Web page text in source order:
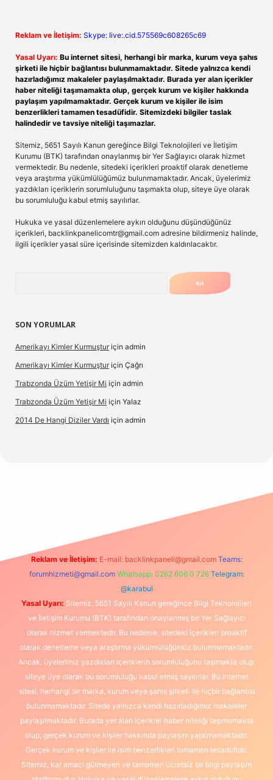
Reklam ve İletişim: Skype: live:.cid.575569c608265c69
Yasal Uyarı: Bu internet sitesi, herhangi bir marka, kurum veya şahıs
şirketi ile hiçbir bağlantısı bulunmamaktadır. Sitede yalnızca kendi
hazırladığımız makaleler paylaşılmaktadır. Burada yer alan içerikler
haber niteliği taşımamakta olup, gerçek kurum ve kişiler hakkında
paylaşım yapılmamaktadır. Gerçek kurum ve kişiler ile isim
benzerlikleri tamamen tesadüfidir. Sitemizdeki bilgiler taslak
halindedir ve tavsiye niteliği taşımazlar.
Sitemiz, 5651 Sayılı Kanun gereğince Bilgi Teknolojileri ve İletişim
Kurumu (BTK) tarafından onaylanmış bir Yer Sağlayıcı olarak hizmet
vermektedir. Bu nedenle, sitedeki içerikleri proaktif olarak denetleme
veya araştırma yükümlülüğümüz bulunmamaktadır. Ancak, üyelerimiz
yazdıkları içeriklerin sorumluluğunu taşımakta olup, siteye üye olarak
bu sorumluluğu kabul etmiş sayılırlar.
Hukuka ve yasal düzenlemelere aykırı olduğunu düşündüğünüz
içerikleri, backlinkpanelicomtr@gmail.com adresine bildirmeniz halinde,
ilgili içerikler yasal süre içerisinde sitemizden kaldırılacaktır.
SON YORUMLAR
Amerikayı Kimler Kurmuştur için admin
Amerikayı Kimler Kurmuştur için Çağrı
Trabzonda Üzüm Yetişir Mi için admin
Trabzonda Üzüm Yetişir Mi için Yalaz
2014 De Hangi Diziler Vardı için admin
Reklam ve İletişim: E-mail: backlinkpaneli@gmail.com Teams:
forumhizmeti@gmail.com Whatsapp: 0262 606 0 726 Telegram:
@karabul
Yasal Uyarı: Sitemiz, 5651 Sayılı Kanun gereğince Bilgi Teknolojileri
ve İletişim Kurumu (BTK) tarafından onaylanmış bir Yer Sağlayıcı
olarak hizmet vermektedir. Bu nedenle, sitedeki içerikleri proaktif
olarak denetleme veya araştırma yükümlülüğümüz bulunmamaktadır.
Ancak, üyelerimiz yazdıkları içeriklerin sorumluluğunu taşımakta olup,
siteye üye olarak bu sorumluluğu kabul etmiş sayılırlar. Bu internet
sitesi, herhangi bir marka, kurum veya şahıs şirketi ile hiçbir bağlantısı
bulunmamaktadır. Sitede yalnızca kendi hazırladığımız makaleler
paylaşılmaktadır. Burada yer alan içerikler haber niteliği taşımamakta
olup, gerçek kurum ve kişiler hakkında paylaşım yapılmamaktadır.
Gerçek kurum ve kişiler ile isim benzerlikleri tamamen tesadüfidir.
Sitemiz, kar amacı gütmeyen ve tamamen ücretsiz bir bilgi paylaşım